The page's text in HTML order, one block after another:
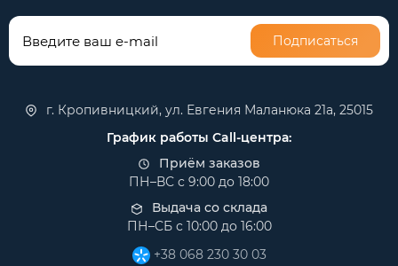
Подписаться
г. Кропивницкий, ул. Евгения Маланюка 21а, 25015
График работы Call-центра:
Приём заказов
ПН–ВС с 9:00 до 18:00
Выдача со склада
ПН–СБ с 10:00 до 16:00
+38 068 230 30 03